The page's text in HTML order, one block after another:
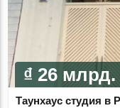
₫ 26 млрд.
Таунхаус студия